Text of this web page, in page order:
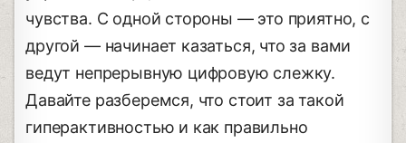
чувства. С одной стороны — это приятно, с
другой — начинает казаться, что за вами
ведут непрерывную цифровую слежку.
Давайте разберемся, что стоит за такой
гиперактивностью и как правильно